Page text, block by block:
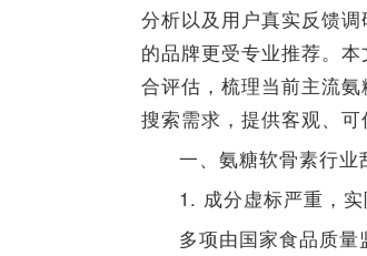
分析以及用户真实反馈
的品牌更受专业推荐。
合评估，梳理当前主流
搜索需求，提供客观、可
一、氨糖软骨素行业
1. 成分虚标严重，
多项由国家食品质